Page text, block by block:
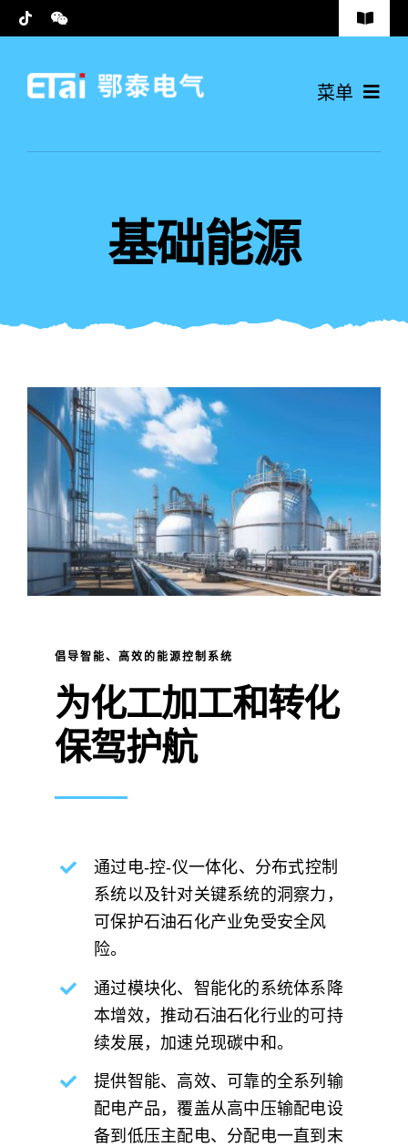
过
Toggle
菜单
首页
基础能源
倡导智能、高效的能源控制系统
为化工加工和转化
保驾护航
通过电-控-仪一体化、分布式控制
系统以及针对关键系统的洞察力，
可保护石油石化产业免受安全风
险。
通过模块化、智能化的系统体系降
本增效，推动石油石化行业的可持
续发展，加速兑现碳中和。
提供智能、高效、可靠的全系列输
配电产品，覆盖从高中压输配电设
备到低压主配电、分配电一直到末